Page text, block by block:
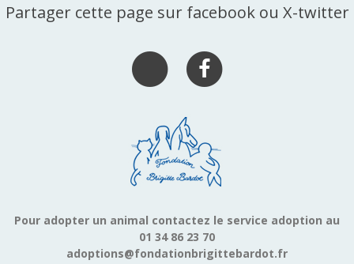
Partager cette page sur facebook ou X-twitter
Pour adopter un animal contactez le service adoption au
01 34 86 23 70
adoptions@fondationbrigittebardot.fr